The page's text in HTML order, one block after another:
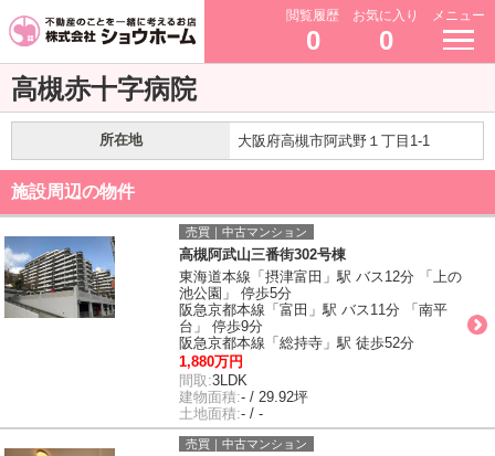
閲覧履歴
0
お気に入り
0
メニュー
高槻赤十字病院
所在地 大阪府高槻市阿武野１丁目1-1
施設周辺の物件
売買｜中古マンション
高槻阿武山三番街302号棟
東海道本線「摂津富田」駅 バス12分 「上の
池公園」 停歩5分
阪急京都本線「富田」駅 バス11分 「南平
台」 停歩9分
阪急京都本線「総持寺」駅 徒歩52分
1,880万円
間取:3LDK
建物面積:- / 29.92坪
土地面積:- / -
売買｜中古マンション